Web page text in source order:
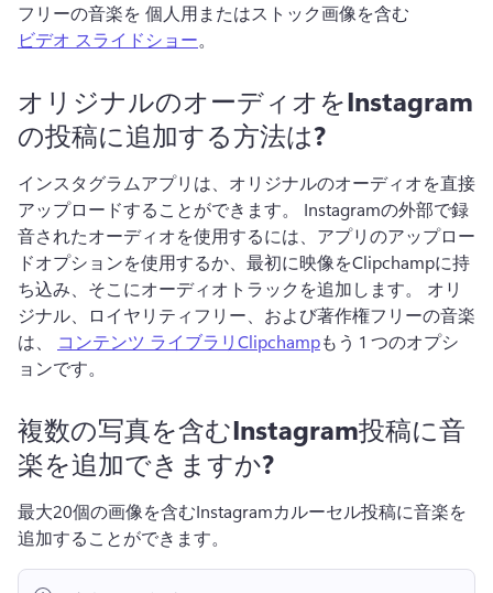
フリーの音楽を 個人用またはストック画像を含む
ビデオ スライドショー。
オリジナルのオーディオをInstagram
の投稿に追加する方法は?
インスタグラムアプリは、オリジナルのオーディオを直接
アップロードすることができます。 Instagramの外部で録
音されたオーディオを使用するには、アプリのアップロー
ドオプションを使用するか、最初に映像をClipchampに持
ち込み、そこにオーディオトラックを追加します。 オリ
ジナル、ロイヤリティフリー、および著作権フリーの音楽
は、 コンテンツ ライブラリClipchampもう 1 つのオプシ
ョンです。
複数の写真を含むInstagram投稿に音
楽を追加できますか?
最大20個の画像を含むInstagramカルーセル投稿に音楽を
追加することができます。